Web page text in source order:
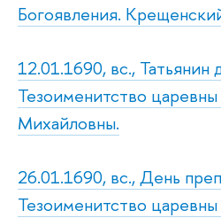
Богоявления.
12.01.1690, вс., Татьянин
Тезоименитство царевны
Михайловны.
26.01.1690, вс., День
Тезоименитство